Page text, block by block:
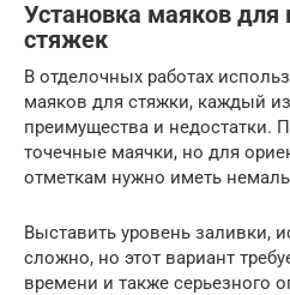
Установка маяков для
стяжек
В отделочных работах
маяков для стяжки, каждый
преимущества и недостатки.
точечные маячки, но для
отметкам нужно иметь
Выставить уровень заливки,
сложно, но этот вариант
времени и также серьезного